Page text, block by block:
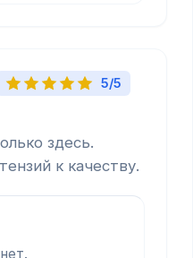
5/5
здесь.
к качеству.